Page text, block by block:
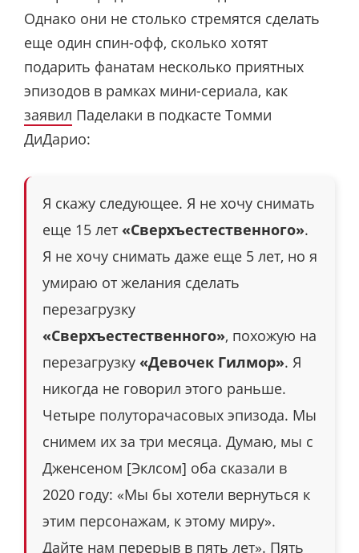
Однако они не столько стремятся сделать
еще один спин-офф, сколько хотят
подарить фанатам несколько приятных
эпизодов в рамках мини-сериала, как
заявил Паделаки в подкасте Томми
ДиДарио:
Я скажу следующее. Я не хочу снимать
еще 15 лет «Сверхъестественного».
Я не хочу снимать даже еще 5 лет, но я
умираю от желания сделать
перезагрузку
«Сверхъестественного», похожую на
перезагрузку «Девочек Гилмор». Я
никогда не говорил этого раньше.
Четыре полуторачасовых эпизода. Мы
снимем их за три месяца. Думаю, мы с
Дженсеном [Эклсом] оба сказали в
2020 году: «Мы бы хотели вернуться к
этим персонажам, к этому миру».
Дайте нам перерыв в пять лет». Пять